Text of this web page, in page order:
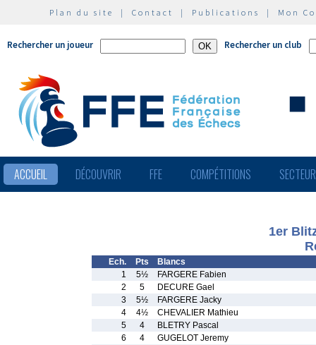
Plan du site | Contact | Publications | Mon
Rechercher un joueur Rechercher un club
ACCUEIL DÉCOUVRIR FFE COMPÉTITIONS
1er
Ech. Pts
Blancs
1
5½
FARGERE Fabien
2
5
DECURE Gael
3
5½
FARGERE Jacky
4
4½
CHEVALIER Mathieu
5
4
BLETRY Pascal
6
4
GUGELOT Jeremy